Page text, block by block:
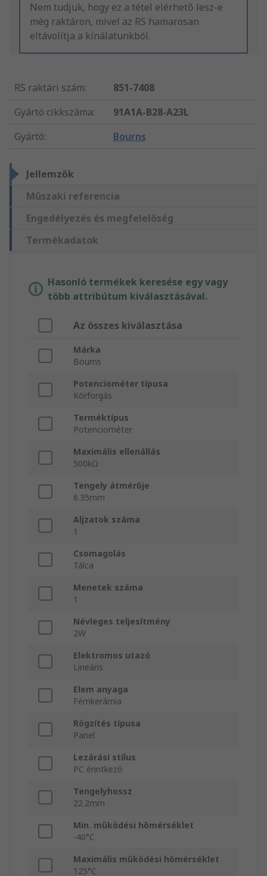
Nem tudjuk, hogy ez a tétel elérhető lesz-e
még raktáron, mivel az RS hamarosan
eltávolítja a kínálatunkból.
RS raktári szám:
851-7408
Gyártó cikkszáma:
91A1A-B28-A23L
Gyártó: Bourns
Jellemzők
Műszaki referencia
Engedélyezés és megfelelőség
Termékadatok
Hasonló termékek keresése egy vagy
több attribútum kiválasztásával.
Az összes kiválasztása
Márka
Bourns
Potenciométer típusa
Körforgás
Terméktípus
Potenciométer
Maximális ellenállás
500kΩ
Tengely átmérője
6.35mm
Aljzatok száma
1
Csomagolás
Tálca
Menetek száma
1
Névleges teljesítmény
2W
Elektromos utazó
Lineáris
Elem anyaga
Fémkerámia
Rögzítés típusa
Panel
Lezárási stílus
PC érintkező
Tengelyhossz
22.2mm
Min. működési hőmérséklet
-40°C
Maximális működési hőmérséklet
125°C